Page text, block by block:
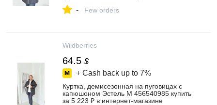
- Few orders
Wildberries
64.5 $
+ Cash back up to 7%
Куртка, демисезонная на пуговицах с
капюшоном Эстель М 456540985 купить
за 5 223 ₽ в интернет‑магазине